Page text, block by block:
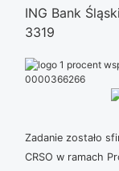
ING Bank
3319
0000366266
Zadanie zostało
CRSO w ramach